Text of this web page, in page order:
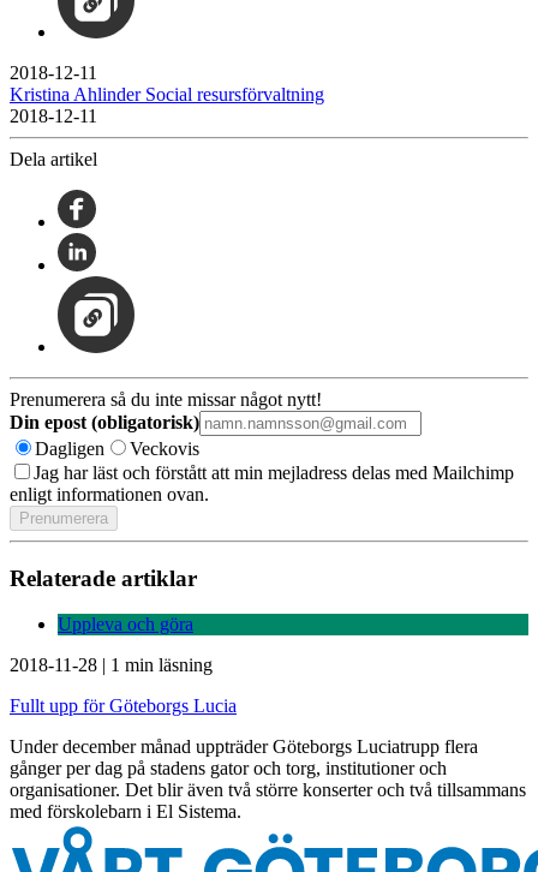
2018-12-11
Kristina Ahlinder Social resursförvaltning
2018-12-11
Dela artikel
Prenumerera så du inte missar något nytt!
Din epost (obligatorisk)
Dagligen
Veckovis
Jag har läst och förstått att min mejladress delas med Mailchimp
enligt informationen ovan.
Relaterade artiklar
Uppleva och göra
2018-11-28 | 1 min läsning
Fullt upp för Göteborgs Lucia
Under december månad uppträder Göteborgs Luciatrupp flera
gånger per dag på stadens gator och torg, institutioner och
organisationer. Det blir även två större konserter och två tillsammans
med förskolebarn i El Sistema.